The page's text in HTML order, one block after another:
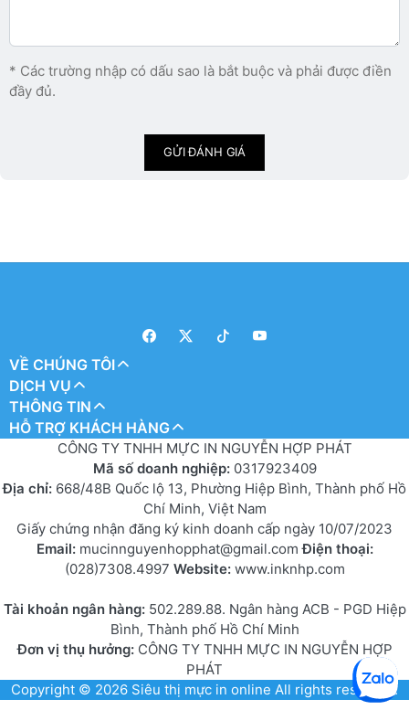
* Các trường nhập có dấu sao là bắt buộc và phải được điền
đầy đủ.
GỬI ĐÁNH GIÁ
VỀ CHÚNG TÔI
DỊCH VỤ
THÔNG TIN
HỖ TRỢ KHÁCH HÀNG
CÔNG TY TNHH MỰC IN NGUYỄN HỢP PHÁT
Mã số doanh nghiệp: 0317923409
Địa chỉ: 668/48B Quốc lộ 13, Phường Hiệp Bình, Thành phố Hồ
Chí Minh, Việt Nam
Giấy chứng nhận đăng ký kinh doanh cấp ngày 10/07/2023
Email: mucinnguyenhopphat@gmail.comĐiện thoại:
(028)7308.4997 Website: www.inknhp.com
Tài khoản ngân hàng: 502.289.88. Ngân hàng ACB - PGD Hiệp
Bình, Thành phố Hồ Chí Minh
Đơn vị thụ hưởng:CÔNG TY TNHH MỰC IN NGUYỄN HỢP
PHÁT
Copyright © 2026 Siêu thị mực in online All rights reserved.